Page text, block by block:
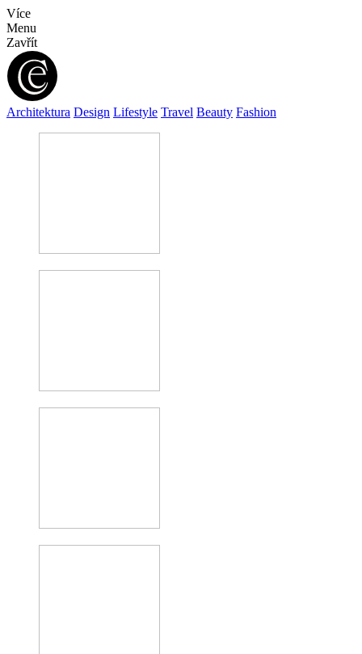
Více
Menu
Zavřít
Architektura Design Lifestyle Travel Beauty Fashion